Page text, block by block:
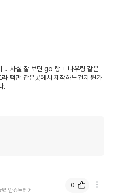
.. 사실 잘 보면 go 랑 ㄴ나우랑 같은
팩만 같은곳에서 제작하느건지 뭔가
.
리안쇼트헤어
0